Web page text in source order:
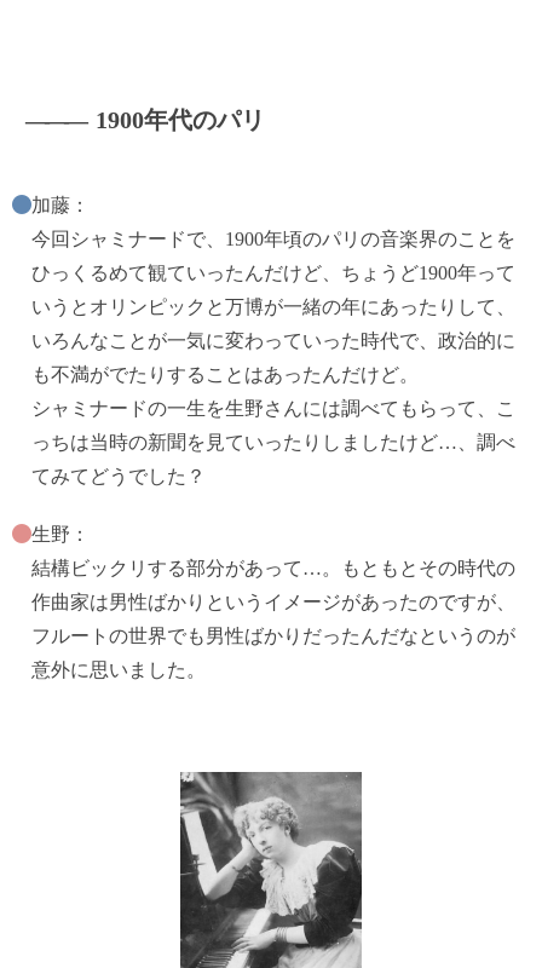
――― 1900年代のパリ
加藤：
今回シャミナードで、1900年頃のパリの音楽界のことを
ひっくるめて観ていったんだけど、ちょうど1900年って
いうとオリンピックと万博が一緒の年にあったりして、
いろんなことが一気に変わっていった時代で、政治的に
も不満がでたりすることはあったんだけど。
シャミナードの一生を生野さんには調べてもらって、こ
っちは当時の新聞を見ていったりしましたけど…、調べ
てみてどうでした？
生野：
結構ビックリする部分があって…。もともとその時代の
作曲家は男性ばかりというイメージがあったのですが、
フルートの世界でも男性ばかりだったんだなというのが
意外に思いました。